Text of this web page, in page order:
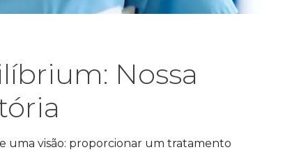
Nossa
uma visão: proporcionar um tratamento